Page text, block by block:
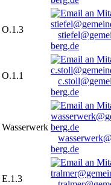
O.1.3
berg.de
O.1.1
berg.de
Wasserwerk
berg.de
E.1.3